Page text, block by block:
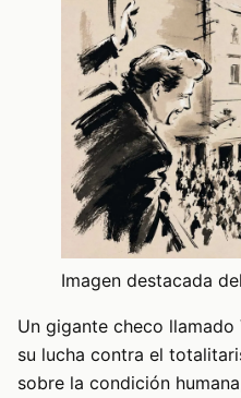
Imagen destacada
Un gigante checo
su lucha contra el
sobre la condición